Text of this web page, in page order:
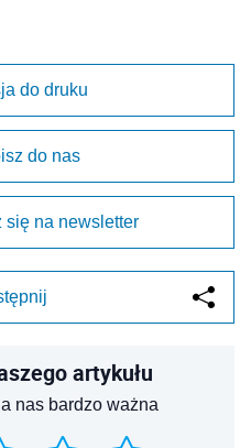
do druku
do nas
się na newsletter
artykułu
nas bardzo ważna